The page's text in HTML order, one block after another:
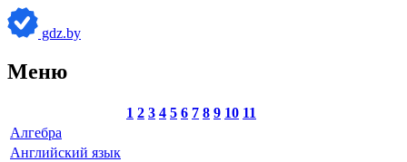
gdz.by
Меню
1 2 3 4 5 6 7 8 9 10 11
Алгебра
Английский язык